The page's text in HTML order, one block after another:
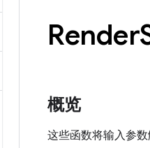
Render
概览
这些函数将输入参数